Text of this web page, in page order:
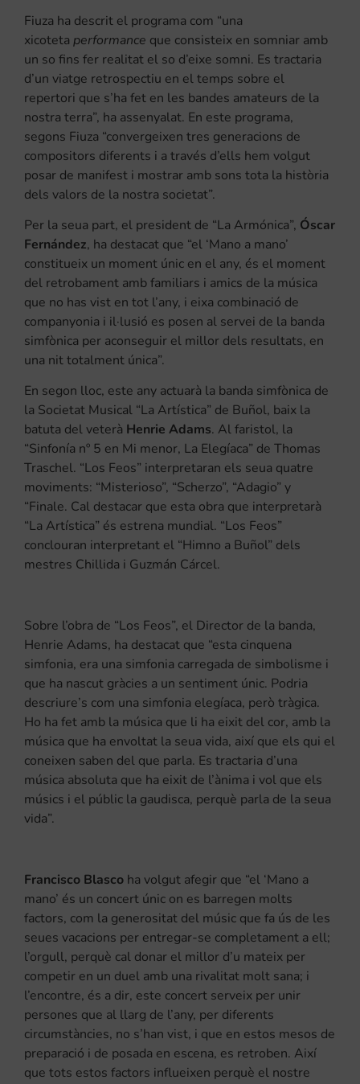
Fiuza ha descrit el programa com “una
xicoteta performance que consisteix en somniar amb
un so fins fer realitat el so d’eixe somni. Es tractaria
d’un viatge retrospectiu en el temps sobre el
repertori que s’ha fet en les bandes amateurs de la
nostra terra”, ha assenyalat. En este programa,
segons Fiuza “convergeixen tres generacions de
compositors diferents i a través d’ells hem volgut
posar de manifest i mostrar amb sons tota la història
dels valors de la nostra societat”.
Per la seua part, el president de “La Armónica”, Óscar
Fernández, ha destacat que “el ‘Mano a mano’
constitueix un moment únic en el any, és el moment
del retrobament amb familiars i amics de la música
que no has vist en tot l’any, i eixa combinació de
companyonia i il·lusió es posen al servei de la banda
simfònica per aconseguir el millor dels resultats, en
una nit totalment única”.
En segon lloc, este any actuarà la banda simfònica de
la Societat Musical “La Artística” de Buñol, baix la
batuta del veterà Henrie Adams. Al faristol, la
“Sinfonía nº 5 en Mi menor, La Elegíaca” de Thomas
Traschel. “Los Feos” interpretaran els seua quatre
moviments: “Misterioso”, “Scherzo”, “Adagio” y
“Finale. Cal destacar que esta obra que interpretarà
“La Artística” és estrena mundial. “Los Feos”
conclouran interpretant el “Himno a Buñol” dels
mestres Chillida i Guzmán Cárcel.
Sobre l’obra de “Los Feos”, el Director de la banda,
Henrie Adams, ha destacat que “esta cinquena
simfonia, era una simfonia carregada de simbolisme i
que ha nascut gràcies a un sentiment únic. Podria
descriure’s com una simfonia elegíaca, però tràgica.
Ho ha fet amb la música que li ha eixit del cor, amb la
música que ha envoltat la seua vida, així que els qui el
coneixen saben del que parla. Es tractaria d’una
música absoluta que ha eixit de l’ànima i vol que els
músics i el públic la gaudisca, perquè parla de la seua
vida”.
Francisco Blasco ha volgut afegir que “el ‘Mano a
mano’ és un concert únic on es barregen molts
factors, com la generositat del músic que fa ús de les
seues vacacions per entregar-se completament a ell;
l’orgull, perquè cal donar el millor d’u mateix per
competir en un duel amb una rivalitat molt sana; i
l’encontre, és a dir, este concert serveix per unir
persones que al llarg de l’any, per diferents
circumstàncies, no s’han vist, i que en estos mesos de
preparació i de posada en escena, es retroben. Així
que tots estos factors influeixen perquè el nostre